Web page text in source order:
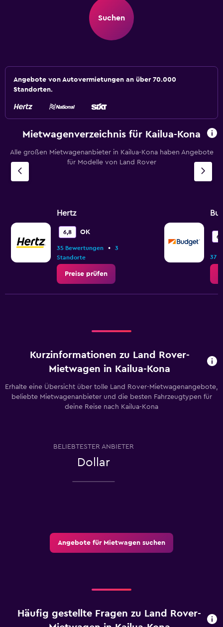
Suchen
Angebote von Autovermietungen an über 70.000
Standorten.
Mietwagenverzeichnis für Kailua-Kona
Alle großen Mietwagenanbieter in Kailua-Kona haben Angebote
für Modelle von Land Rover
Hertz
6,8 OK
35 Bewertungen •
3
Standorte
Preise prüfen
37
Kurzinformationen zu Land Rover-
Mietwagen in Kailua-Kona
Erhalte eine Übersicht über tolle Land Rover-Mietwagenangebote,
beliebte Mietwagenanbieter und die besten Fahrzeugtypen für
deine Reise nach Kailua-Kona
BELIEBTESTER ANBIETER
Dollar
Angebote für Mietwagen suchen
Häufig gestellte Fragen zu Land Rover-